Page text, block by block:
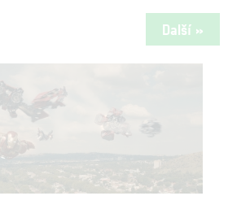
Další »